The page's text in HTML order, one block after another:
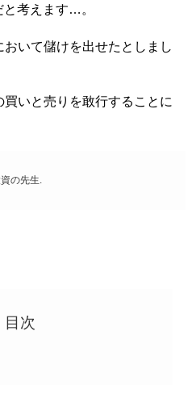
考えます…。
いて儲けを出せたとしまし
いと売りを敢行することに
の先生.
目次